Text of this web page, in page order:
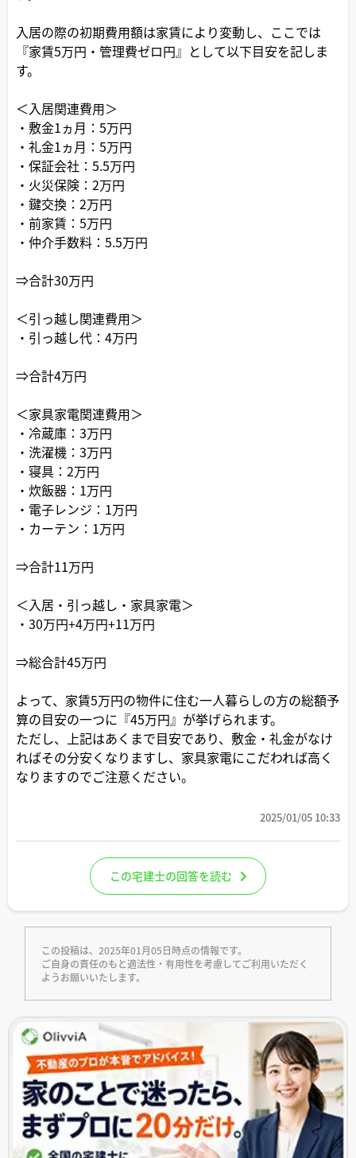
入居の際の初期費用額は家賃により変動し、ここでは
『家賃5万円・管理費ゼロ円』として以下目安を記しま
す。
＜入居関連費用＞
・敷金1ヵ月：5万円
・礼金1ヵ月：5万円
・保証会社：5.5万円
・火災保険：2万円
・鍵交換：2万円
・前家賃：5万円
・仲介手数料：5.5万円
⇒合計30万円
＜引っ越し関連費用＞
・引っ越し代：4万円
⇒合計4万円
＜家具家電関連費用＞
・冷蔵庫：3万円
・洗濯機：3万円
・寝具：2万円
・炊飯器：1万円
・電子レンジ：1万円
・カーテン：1万円
⇒合計11万円
＜入居・引っ越し・家具家電＞
・30万円+4万円+11万円
⇒総合計45万円
よって、家賃5万円の物件に住む一人暮らしの方の総額予
算の目安の一つに『45万円』が挙げられます。
ただし、上記はあくまで目安であり、敷金・礼金がなけ
ればその分安くなりますし、家具家電にこだわれば高く
なりますのでご注意ください。
2025/01/05 10:33
この宅建士の回答を読む
この投稿は、2025年01月05日時点の情報です。
ご自身の責任のもと適法性・有用性を考慮してご利用いただく
ようお願いいたします。